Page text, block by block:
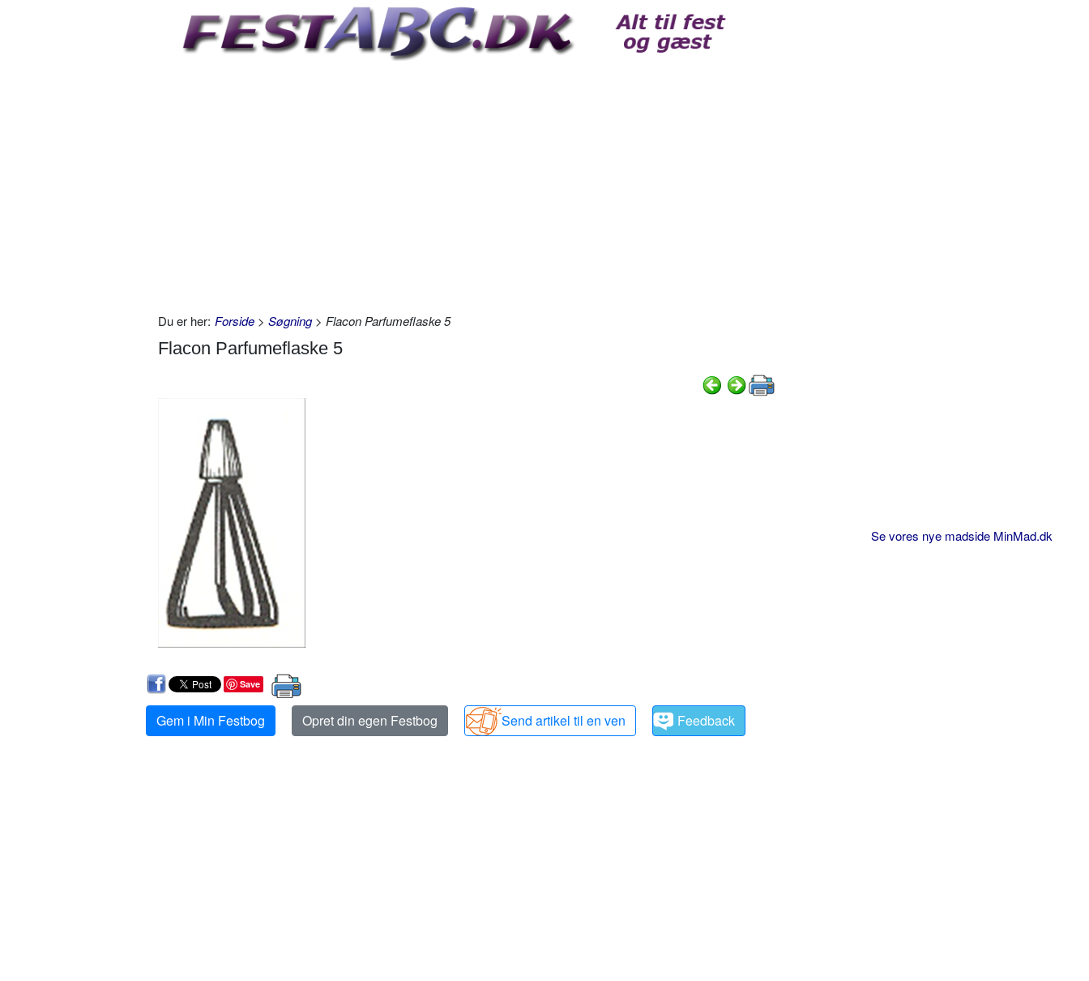
Du er her: Forside > Søgning> Flacon Parfumeflaske 5
Flacon Parfumeflaske 5
Save
Gem i Min Festbog Opret din egen Festbog Send artikel til en ven Feedback
Se vores nye madside MinMad.dk